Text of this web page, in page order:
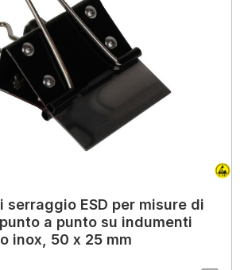
serraggio ESD per misure di
a punto su indumenti
inox, 50 x 25 mm